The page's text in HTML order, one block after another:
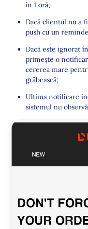
în 1 oră;
Dacă clientul nu a
push cu un
Dacă este ignorat
primește o
cererea mare
grăbească;
Ultima notificare
sistemul nu